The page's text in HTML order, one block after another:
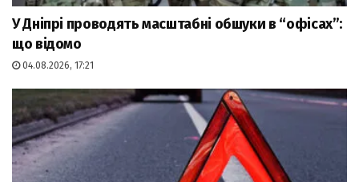
У Дніпрі проводять масштабні обшуки в “офісах”:
що відомо
04.08.2026, 17:21